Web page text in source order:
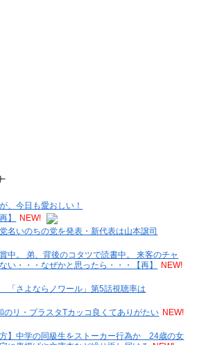
、今日も愛おしい！
】
NEW!
名いのちの党を発表・新代表は山本譲司
中。 弟、背後のコタツで読書中。 来客のチャ
い・・・なぜかと思ったら・・・【再】
NEW!
「さよならノワール」第5話視聴率は
のリ・ブラスタTカッコ良くてありがたい NEW!
方】中学の同級生をストーカー行為か 24歳の女